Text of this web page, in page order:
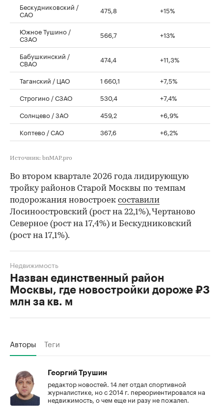
Бескудниковский /
САО 475,8 +15%
Южное Тушино /
СЗАО 566,7 +13%
Бабушкинский /
СВАО 474,4 +11,3%
Таганский / ЦАО 1 660,1
+7,5%
Строгино / СЗАО
530,4
+7,4%
Солнцево / ЗАО
459,2
+6,9%
Коптево / САО
367,6 +6,2%
Источник: bnMAP.pro
Во втором квартале 2026 года лидирующую
тройку районов Старой Москвы по темпам
подорожания новостроек составили
Лосиноостровский (рост на 22,1%), Чертаново
Северное (рост на 17,4%) и Бескудниковский
(рост на 17,1%).
Назван единственный район
Москвы, где новостройки дороже ₽3
млн за кв. м
Недвижимость
Авторы Теги
Георгий Трушин
редактор новостей. 14 лет отдал спортивной
журналистике, но с 2014 г. переориентировался на
недвижимость, о чем еще ни разу не пожалел.